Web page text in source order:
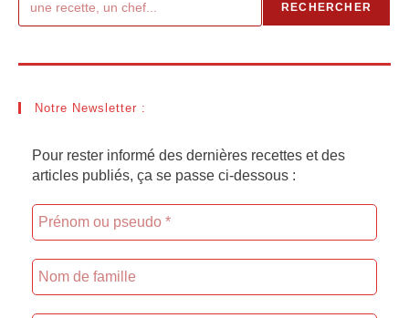
RECHERCHER
Notre Newsletter :
Pour rester informé des dernières recettes et des
articles publiés, ça se passe ci-dessous :